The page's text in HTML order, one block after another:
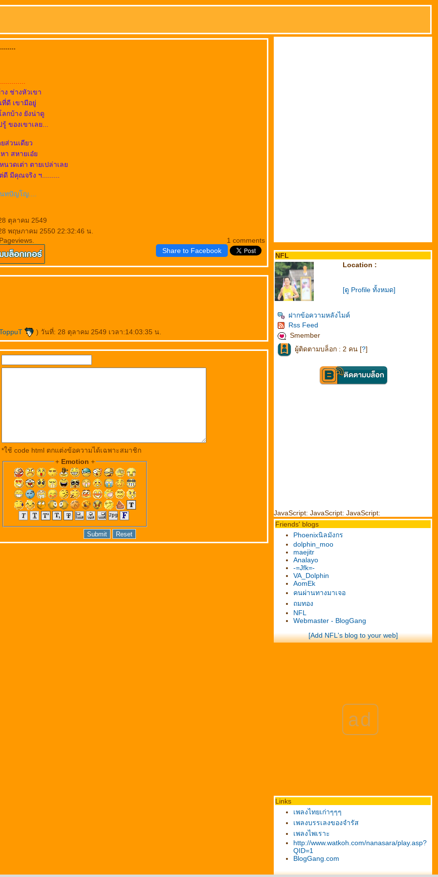
ง ช่างหัวเขา
ที่ดี เขามีอยู่
กบ้าง ยังน่าดู
ของเขาเลย...
ส่วนเดียว
หา สหายเอ๋
นวดเต่า ตายเปล่าเล
ดี มีคุณจริง ฯ.........
ทปัญโญ....
ตุลาคม 2549
พฤษภาคม 2550 22:32:46 น.
1 comments
Share to Facebook
) วันที่: 28 ตุลาคม 2549 เวลา:14:03:35 น.
*ใช้ code html ตกแต่งข้อความได้เฉพาะสมาชิก
+ Emotion +
NFL
Location :
[ดู Profile ทั้งหมด]
ฝากข้อความหลังไมค์
Rss Feed
Smember
ผู้ติดตามบล็อก : 2 คน [?]
JavaScript: JavaScript: JavaScript:
Friends' blogs
Phoenixนิลมังกร
dolphin_moo
maejitr
Analayo
-=Jfk=-
VA_Dolphin
AomEk
คนผ่านทางมาเจอ
ถมทอง
NFL
Webmaster - BlogGang
[Add NFL's blog to your web]
ad
Links
เพลงไทยเก่าๆๆๆ
เพลงบรรเลงของจำรัส
เพลงไพเราะ
http://www.watkoh.com/nanasara/play.asp?
QID=1
BlogGang.com